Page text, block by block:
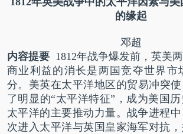
的缘起
邓超
内容提要1812年战争爆发前，英美
商业利益的消长是两国竞夺世界市
分。美英在太平洋地区的贸易冲突使
了明显的“太平洋特征”，成为美国
太平洋的主要推动力量。战争进程
次进入太平洋与英国皇家海军对抗